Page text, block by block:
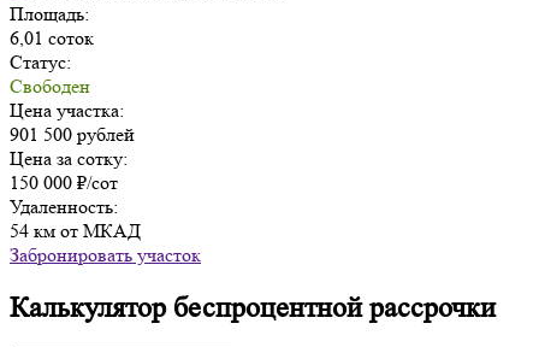
Площадь:
6,01 соток
Статус:
Свободен
Цена участка:
901 500 рублей
Цена за сотку:
150 000 ₽/сот
Удаленность:
54 км от МКАД
Забронировать участок
Калькулятор беспроцентной рассрочки